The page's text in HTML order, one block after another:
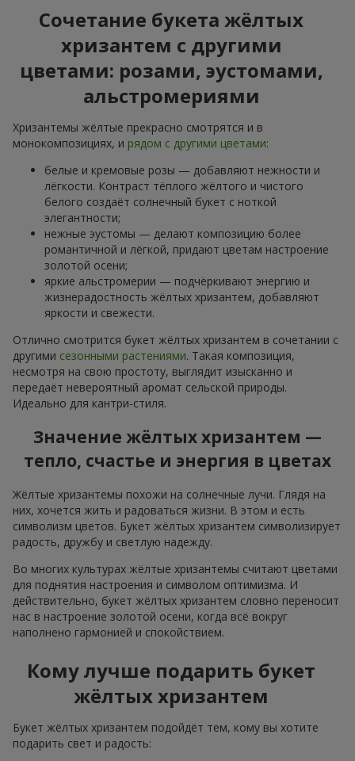
Сочетание букета жёлтых
хризантем с другими
цветами: розами, эустомами,
альстромериями
Хризантемы жёлтые прекрасно смотрятся и в
монокомпозициях, и рядом с другими цветами:
белые и кремовые розы — добавляют нежности и
лёгкости. Контраст тёплого жёлтого и чистого
белого создаёт солнечный букет с ноткой
элегантности;
нежные эустомы — делают композицию более
романтичной и лёгкой, придают цветам настроение
золотой осени;
яркие альстромерии — подчёркивают энергию и
жизнерадостность жёлтых хризантем, добавляют
яркости и свежести.
Отлично смотрится букет жёлтых хризантем в сочетании с
другими сезонными растениями. Такая композиция,
несмотря на свою простоту, выглядит изысканно и
передаёт невероятный аромат сельской природы.
Идеально для кантри-стиля.
Значение жёлтых хризантем —
тепло, счастье и энергия в цветах
Жёлтые хризантемы похожи на солнечные лучи. Глядя на
них, хочется жить и радоваться жизни. В этом и есть
символизм цветов. Букет жёлтых хризантем символизирует
радость, дружбу и светлую надежду.
Во многих культурах жёлтые хризантемы считают цветами
для поднятия настроения и символом оптимизма. И
действительно, букет жёлтых хризантем словно переносит
нас в настроение золотой осени, когда всё вокруг
наполнено гармонией и спокойствием.
Кому лучше подарить букет
жёлтых хризантем
Букет жёлтых хризантем подойдёт тем, кому вы хотите
подарить свет и радость: